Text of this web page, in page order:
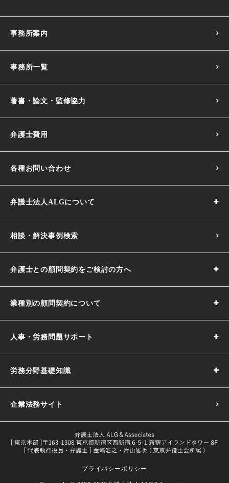
事務所案内
事務所一覧
著書・論文・監修協力
弁護士費用
各種お問い合わせ
弁護士法人ALGについて
相談・解決事例検索
弁護士との顧問契約をご検討の方へ
業種別の顧問契約について
人事・労務問題サポート
労務分野基礎知識
採用基準の決め方｜5つのポイントや注意点などわかりやす
企業法務サイト
プライバシーポリシー